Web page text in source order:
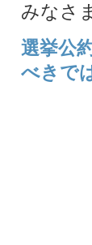
みなさ
選挙公
べきで